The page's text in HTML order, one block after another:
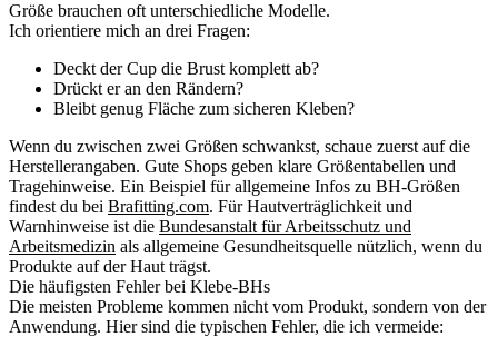
Größe brauchen oft unterschiedliche Modelle.
Ich orientiere mich an drei Fragen:
Deckt der Cup die Brust komplett ab?
Drückt er an den Rändern?
Bleibt genug Fläche zum sicheren Kleben?
Wenn du zwischen zwei Größen schwankst, schaue zuerst auf die
Herstellerangaben. Gute Shops geben klare Größentabellen und
Tragehinweise. Ein Beispiel für allgemeine Infos zu BH-Größen
findest du bei Brafitting.com. Für Hautverträglichkeit und
Warnhinweise ist die Bundesanstalt für Arbeitsschutz und
Arbeitsmedizin als allgemeine Gesundheitsquelle nützlich, wenn du
Produkte auf der Haut trägst.
Die häufigsten Fehler bei Klebe-BHs
Die meisten Probleme kommen nicht vom Produkt, sondern von der
Anwendung. Hier sind die typischen Fehler, die ich vermeide: